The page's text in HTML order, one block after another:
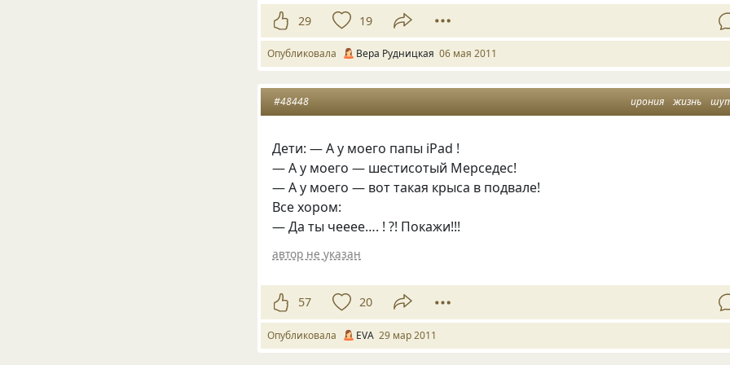
29 19
Опубликовала Вера Рудницкая 06 мая 2011
ирония жизнь
#48448
Дети: — А у моего папы iPad !
— А у моего — шестисотый Мерседес!
— А у моего — вот такая крыса в подвале!
Все хором:
— Да ты чееее…. ! ?! Покажи!!!
автор не указан
57 20
Опубликовала EVA 29 мар 2011